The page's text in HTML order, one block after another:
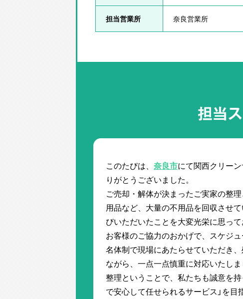
担当営業所 奈良営業所
担当
このたびは、 奈良市にて関西クリー
りがとうございました。
ご売却・解体が決まったご実家の整
用品など、大量の不用品を回収させ
びいただいたことを大変光栄に思っ
お客様のご協力のおかげで、スケジ
名体制で現場にあたらせていただき
ながら、一点一点慎重に対応いたし
整理ということで、私たちも誠意を
で安心して任せられるサービス」を目